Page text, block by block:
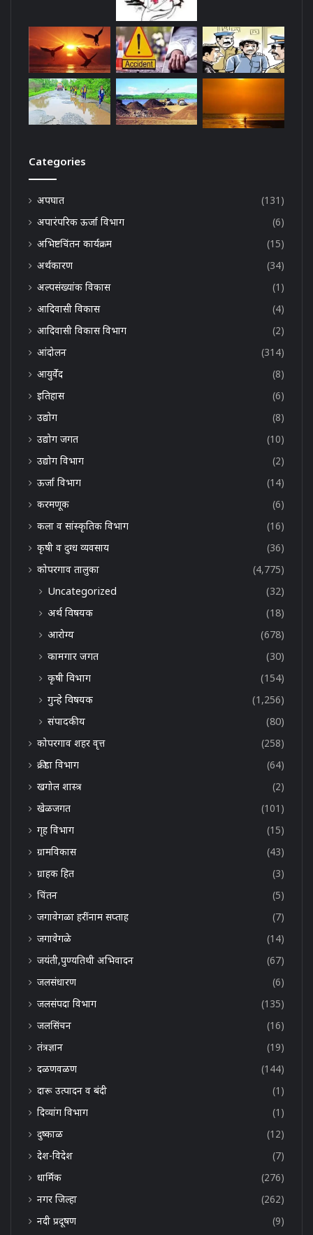
Categories
अपघात
(131)
अपारंपरिक ऊर्जा विभाग
(6)
अभिष्टचिंतन कार्यक्रम
(15)
अर्थकारण
(34)
अल्पसंख्यांक विकास
(1)
आदिवासी विकास
(4)
आदिवासी विकास विभाग
(2)
आंदोलन
(314)
आयुर्वेद
(8)
इतिहास
(6)
उद्योग
(8)
उद्योग जगत
(10)
उद्योग विभाग
(2)
ऊर्जा विभाग
(14)
करमणूक
(6)
कला व सांस्कृतिक विभाग
(16)
कृषी व दुग्ध व्यवसाय
(36)
कोपरगाव तालुका
(4,775)
Uncategorized
(32)
अर्थ विषयक
(18)
आरोग्य
(678)
कामगार जगत
(30)
कृषी विभाग
(154)
गुन्हे विषयक
(1,256)
संपादकीय
(80)
कोपरगाव शहर वृत्त
(258)
क्रीडा विभाग
(64)
खगोल शास्त्र
(2)
खेळजगत
(101)
गृह विभाग
(15)
ग्रामविकास
(43)
ग्राहक हित
(3)
चिंतन
(5)
जगावेगळा हरींनाम सप्ताह
(7)
जगावेगळे
(14)
जयंती,पुण्यतिथी अभिवादन
(67)
जलसंधारण
(6)
जलसंपदा विभाग
(135)
जलसिंचन
(16)
तंत्रज्ञान
(19)
दळणवळण
(144)
दारू उत्पादन व बंदी
(1)
दिव्यांग विभाग
(1)
दुष्काळ
(12)
देश-विदेश
(7)
धार्मिक
(276)
नगर जिल्हा
(262)
नदी प्रदूषण
(9)